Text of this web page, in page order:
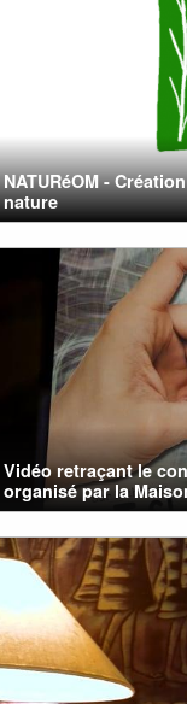
NATURéOM -
nature
Vidéo retraçant le
organisé par la